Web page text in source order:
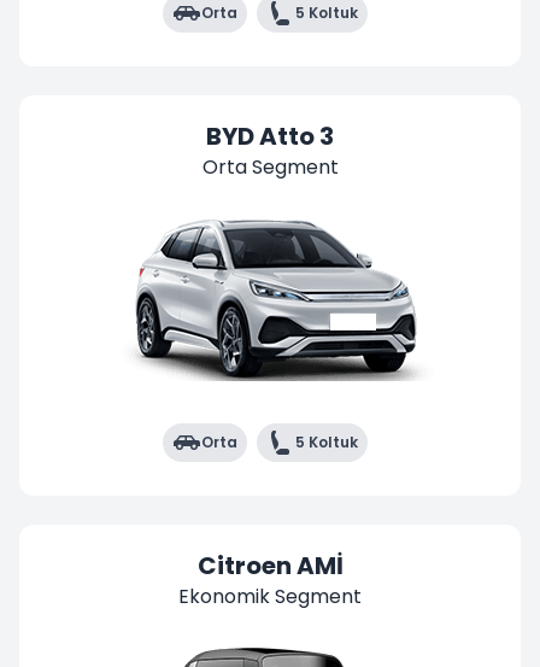
Orta 5 Koltuk
BYD Atto 3
Orta Segment
Orta 5 Koltuk
Citroen AMİ
Ekonomik Segment